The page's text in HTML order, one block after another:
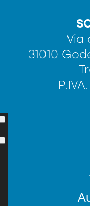
Via
31010